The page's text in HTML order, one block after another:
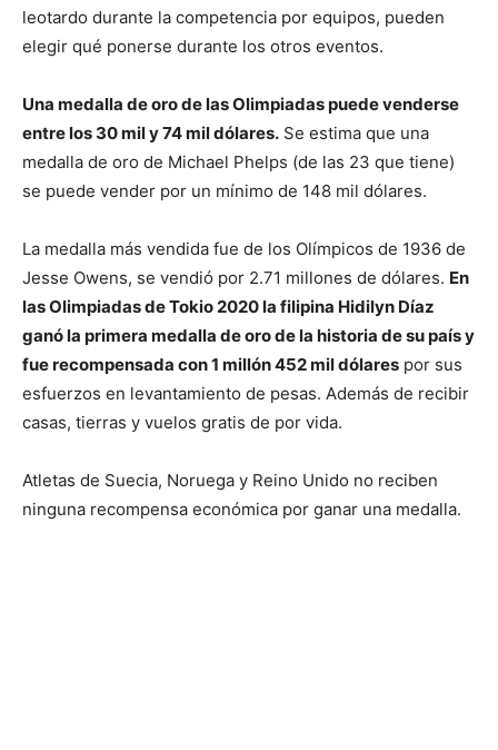
leotardo durante la competencia por equipos, pueden
elegir qué ponerse durante los otros eventos.
Una medalla de oro de las Olimpiadas puede venderse
entre los 30 mil y 74 mil dólares. Se estima que una
medalla de oro de Michael Phelps (de las 23 que tiene)
se puede vender por un mínimo de 148 mil dólares.
La medalla más vendida fue de los Olímpicos de 1936 de
Jesse Owens, se vendió por 2.71 millones de dólares. En
las Olimpiadas de Tokio 2020 la filipina Hidilyn Díaz
ganó la primera medalla de oro de la historia de su país y
fue recompensada con 1 millón 452 mil dólares por sus
esfuerzos en levantamiento de pesas. Además de recibir
casas, tierras y vuelos gratis de por vida.
Atletas de Suecia, Noruega y Reino Unido no reciben
ninguna recompensa económica por ganar una medalla.